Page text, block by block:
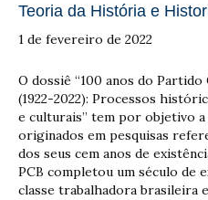
Teoria da História e
1 de fevereiro de 2022
O dossiê “100 anos do
(1922-2022): Processos
e culturais” tem por objetivo
originados em pesquisas
dos seus cem anos de
PCB completou um século de
classe trabalhadora brasileira